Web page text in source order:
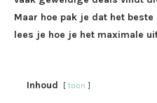
Maar hoe pak je dat het
lees je hoe je het maximale
Inhoud toon